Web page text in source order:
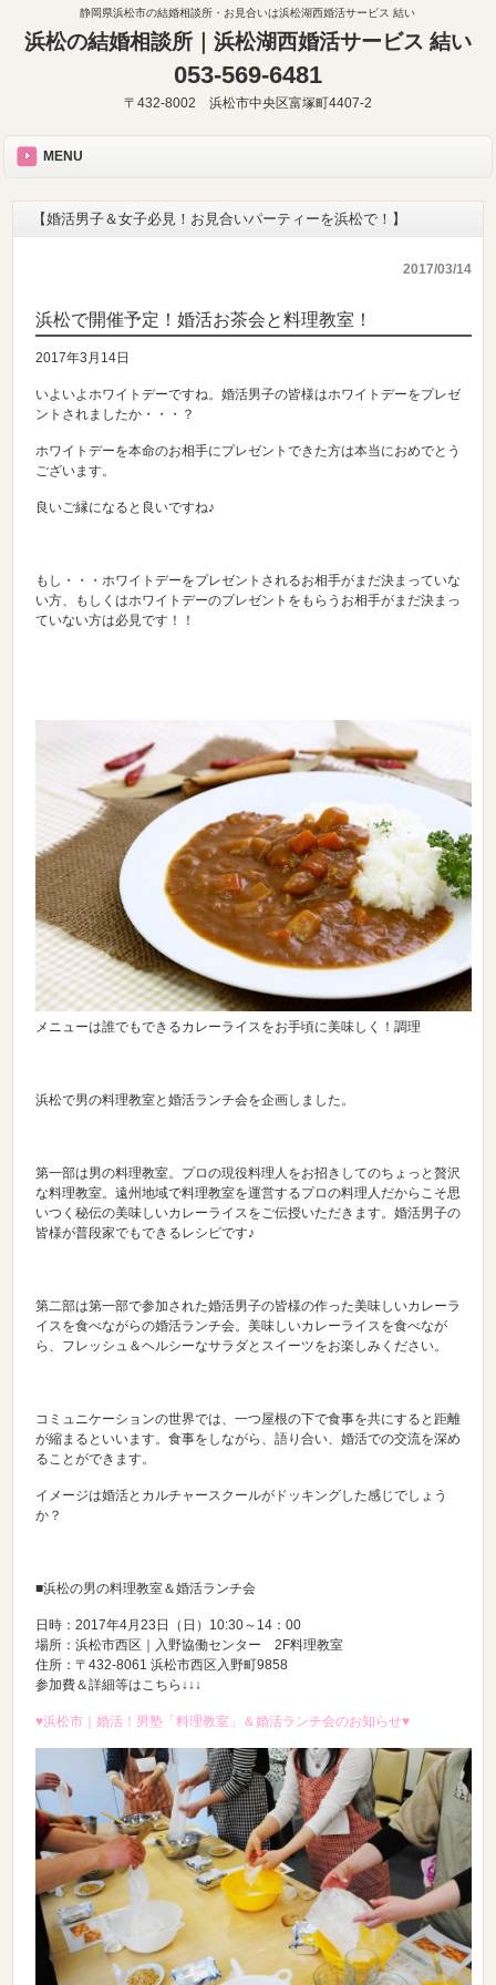
静岡県浜松市の結婚相談所・お見合いは浜松湖西婚活サービス 結い
浜松の結婚相談所｜浜松湖西婚活サービス 結い
053-569-6481
〒432-8002 浜松市中央区富塚町4407-2
MENU
【婚活男子＆女子必見！お見合いパーティーを浜松で！】
2017/03/14
浜松で開催予定！婚活お茶会と料理教室！
2017年3月14日
いよいよホワイトデーですね。婚活男子の皆様はホワイトデーをプレゼ
ントされましたか・・・？
ホワイトデーを本命のお相手にプレゼントできた方は本当におめでとう
ございます。
良いご縁になると良いですね♪
もし・・・ホワイトデーをプレゼントされるお相手がまだ決まっていな
い方、もしくはホワイトデーのプレゼントをもらうお相手がまだ決まっ
ていない方は必見です！！
メニューは誰でもできるカレーライスをお手頃に美味しく！調理
浜松で男の料理教室と婚活ランチ会を企画しました。
第一部は男の料理教室。プロの現役料理人をお招きしてのちょっと贅沢
な料理教室。遠州地域で料理教室を運営するプロの料理人だからこそ思
いつく秘伝の美味しいカレーライスをご伝授いただきます。婚活男子の
皆様が普段家でもできるレシピです♪
第二部は第一部で参加された婚活男子の皆様の作った美味しいカレーラ
イスを食べながらの婚活ランチ会。美味しいカレーライスを食べなが
ら、フレッシュ＆ヘルシーなサラダとスイーツをお楽しみください。
コミュニケーションの世界では、一つ屋根の下で食事を共にすると距離
が縮まるといいます。食事をしながら、語り合い、婚活での交流を深め
ることができます。
イメージは婚活とカルチャースクールがドッキングした感じでしょう
か？
■浜松の男の料理教室＆婚活ランチ会
日時：2017年4月23日（日）10:30～14：00
場所：浜松市西区｜入野協働センター 2F料理教室
住所：〒432-8061 浜松市西区入野町9858
参加費＆詳細等はこちら↓↓↓
♥浜松市｜婚活！男塾「料理教室」＆婚活ランチ会のお知らせ♥